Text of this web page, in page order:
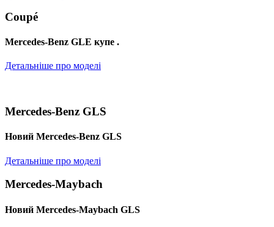
Coupé
Mercedes-Benz GLE купе .
Детальніше про моделі
Mercedes-Benz GLS
Новий Mercedes-Benz GLS
Детальніше про моделі
Mercedes-Maybach
Новий Mercedes-Maybach GLS